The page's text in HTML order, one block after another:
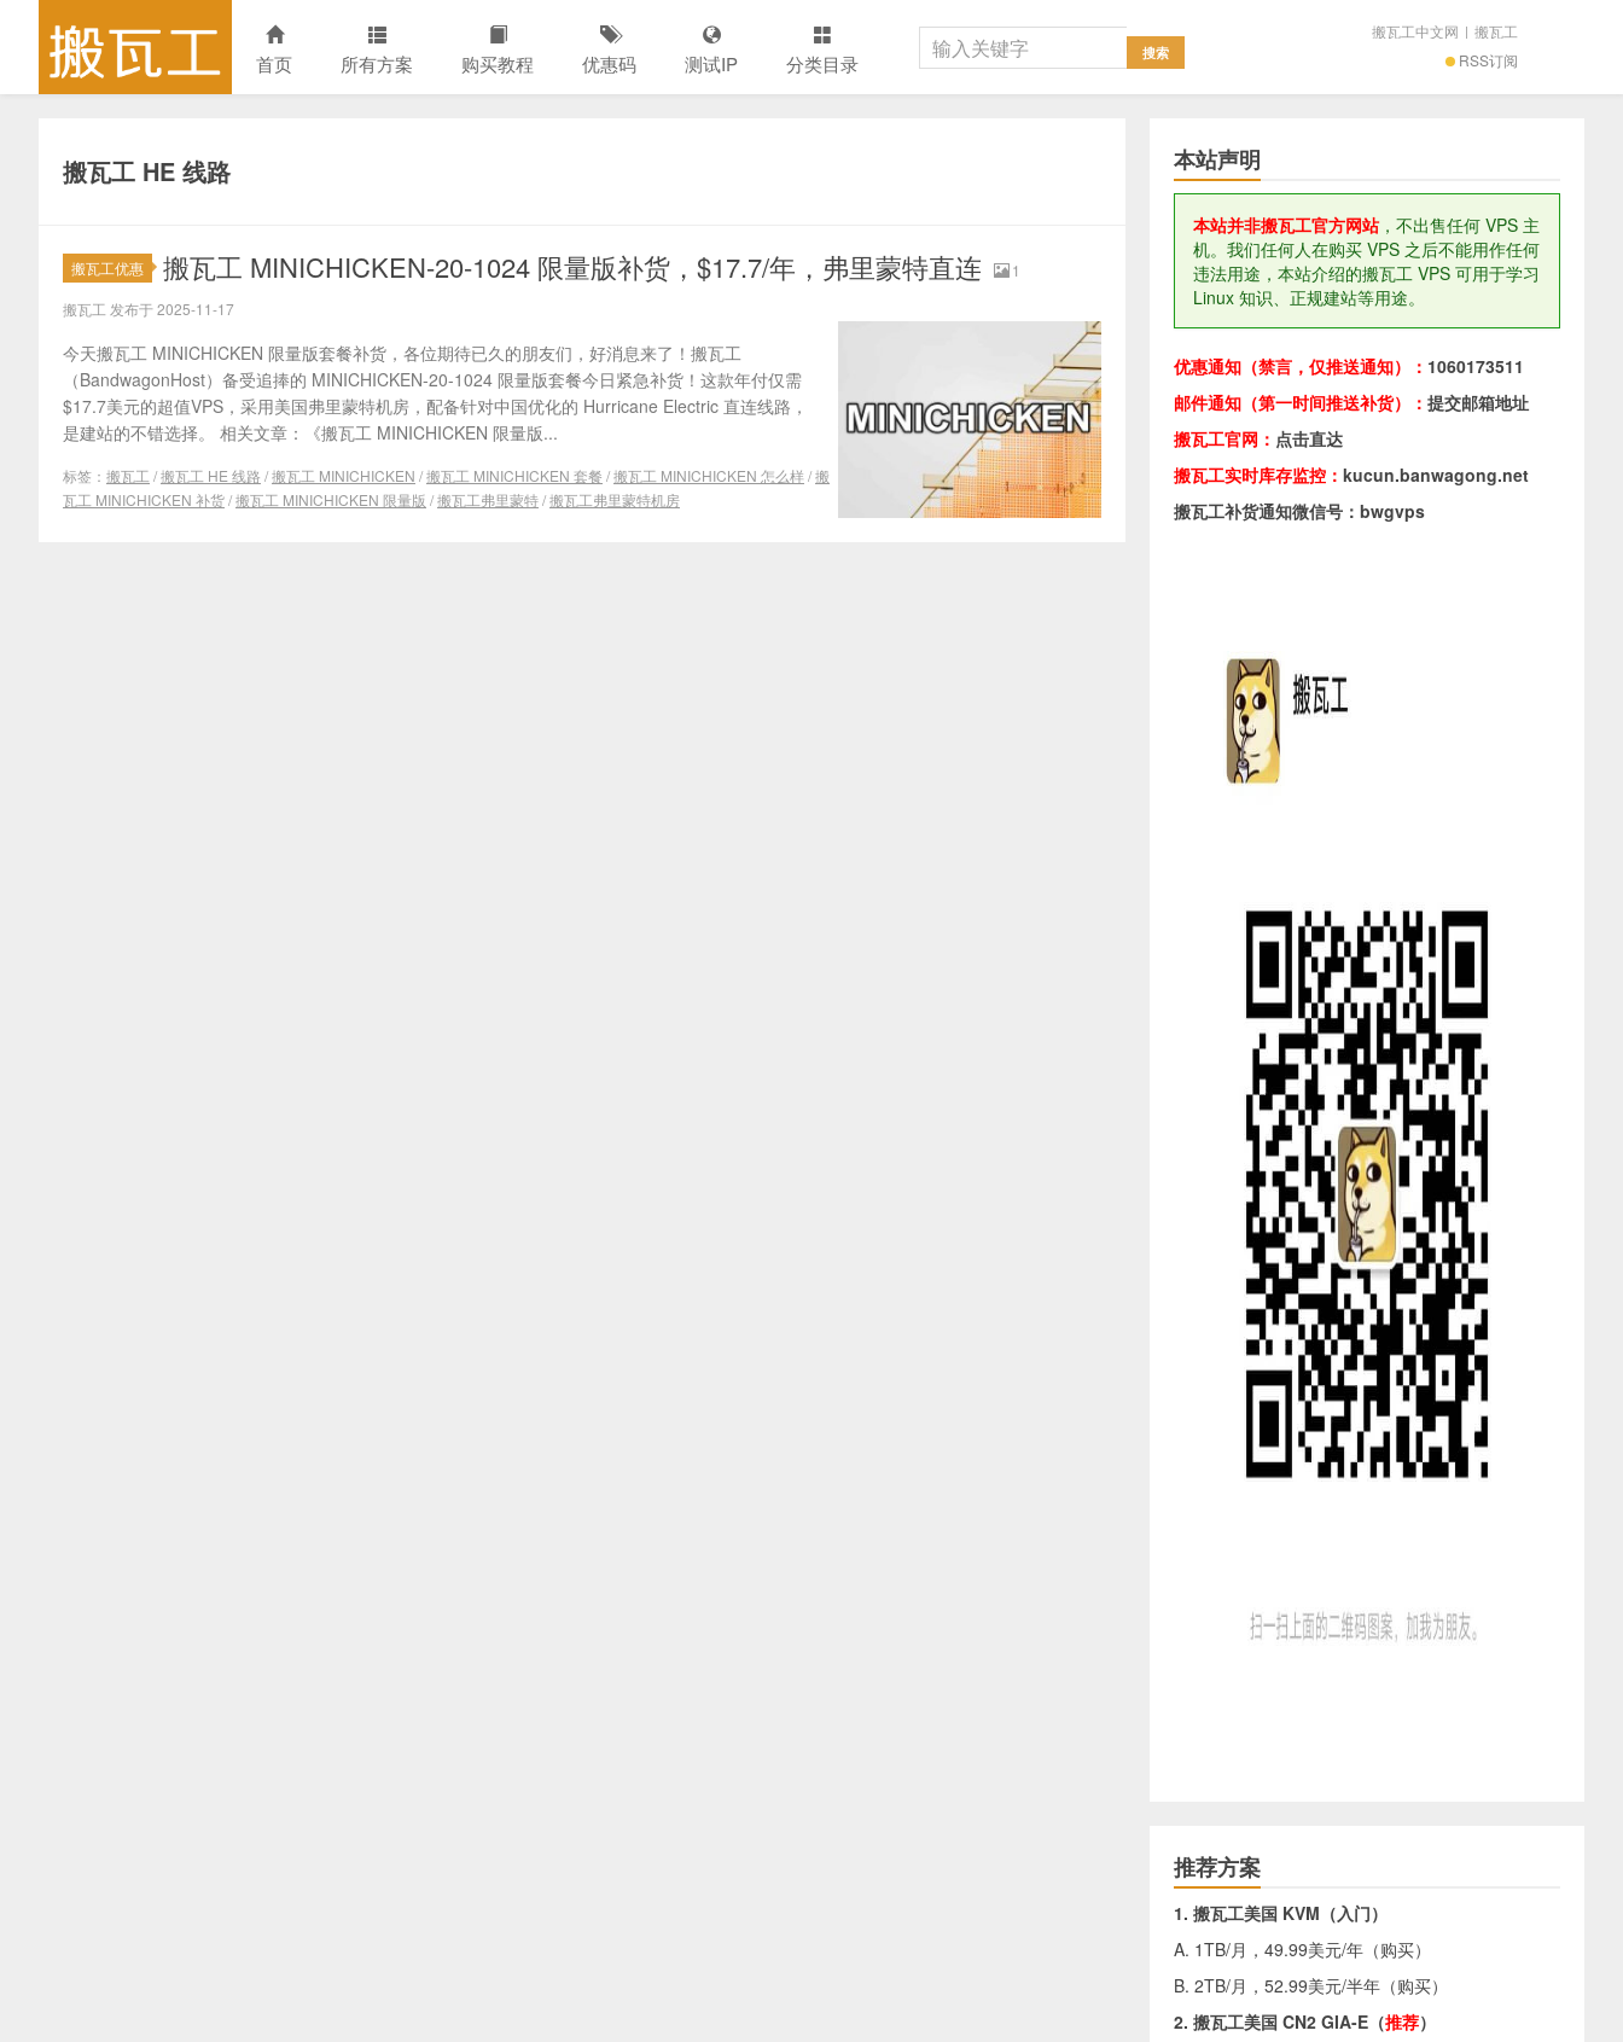
首页 所有方案 购买教程 优惠码 测试IP 分类目录 RSS订阅
搬瓦工中文网 | 搬瓦工
搬瓦工 HE 线路
搬瓦工优惠 搬瓦工 MINICHICKEN-20-1024 限量版补货，$17.7/年，弗里蒙特直连
1
搬瓦工 发布于 2025-11-17
今天搬瓦工 MINICHICKEN 限量版套餐补货，各位期待已久的朋友们，好消息来了！搬瓦工
（BandwagonHost）备受追捧的 MINICHICKEN-20-1024 限量版套餐今日紧急补货！这款年付仅需
$17.7美元的超值VPS，采用美国弗里蒙特机房，配备针对中国优化的 Hurricane Electric 直连线路，
是建站的不错选择。 相关文章：《搬瓦工 MINICHICKEN 限量版...
标签： 搬瓦工 /搬瓦工 HE 线路 /搬瓦工 MINICHICKEN /搬瓦工 MINICHICKEN 套餐 /搬瓦工 MINICHICKEN 怎么样/搬
瓦工 MINICHICKEN 补货/搬瓦工 MINICHICKEN 限量版 /搬瓦工弗里蒙特/搬瓦工弗里蒙特机房
本站声明
本站并非搬瓦工官方网站，不出售任何 VPS 主
机。我们任何人在购买 VPS 之后不能用作任何
违法用途，本站介绍的搬瓦工 VPS 可用于学习
Linux 知识、正规建站等用途。
优惠通知（禁言，仅推送通知）： 1060173511
邮件通知（第一时间推送补货）： 提交邮箱地址
搬瓦工官网： 点击直达
搬瓦工实时库存监控： kucun.banwagong.net
搬瓦工补货通知微信号：bwgvps
推荐方案
1. 搬瓦工美国 KVM（入门）
A. 1TB/月，49.99美元/年（购买）
B. 2TB/月，52.99美元/半年（购买）
2. 搬瓦工美国 CN2 GIA-E（推荐）